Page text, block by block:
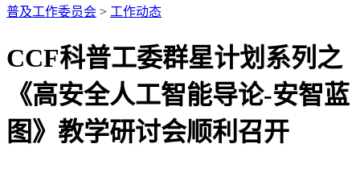
普及工作委员会 > 工作动态
CCF科普工委群星计划系列之
《高安全人工智能导论-安智蓝
图》教学研讨会顺利召开